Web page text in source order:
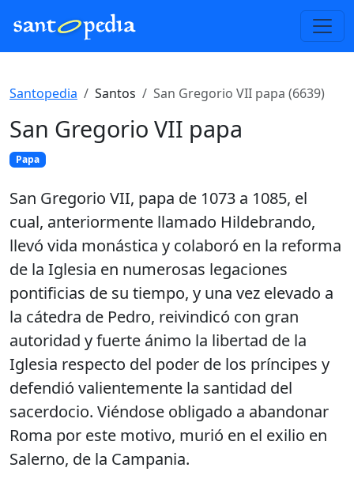
Santopedia Santos San Gregorio VII papa (6639)
San Gregorio VII papa
Papa
San Gregorio VII, papa de 1073 a 1085, el
cual, anteriormente llamado Hildebrando,
llevó vida monástica y colaboró en la reforma
de la Iglesia en numerosas legaciones
pontificias de su tiempo, y una vez elevado a
la cátedra de Pedro, reivindicó con gran
autoridad y fuerte ánimo la libertad de la
Iglesia respecto del poder de los príncipes y
defendió valientemente la santidad del
sacerdocio. Viéndose obligado a abandonar
Roma por este motivo, murió en el exilio en
Salerno, de la Campania.